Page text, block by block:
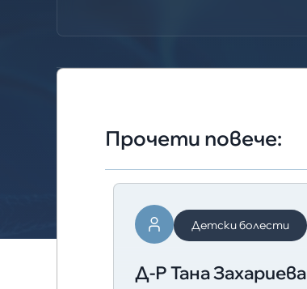
Детски болести
Д-Р Тана Захариева
Прочети повече: